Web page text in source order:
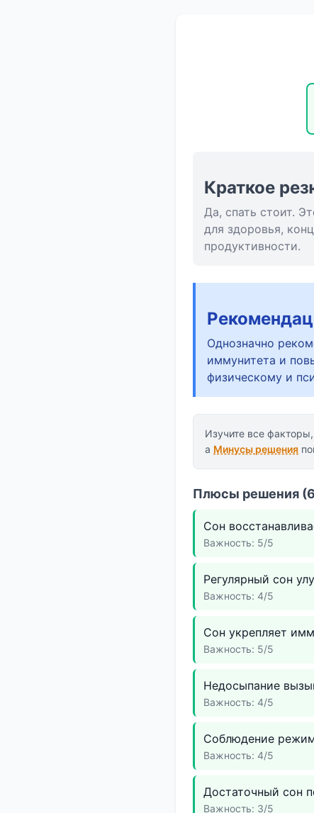
Краткое
Да, спать стоит.
для здоровья,
продуктивности.
Однозначно
иммунитета и
физическому и
Изучите все
а Минусы решения
Плюсы решения
Сон
Важность: 5/5
Регулярный сон
Важность: 4/5
Сон укрепляет
Важность: 5/5
Недосыпание
Важность: 4/5
Соблюдение
Важность: 4/5
Достаточный сон
Важность: 3/5